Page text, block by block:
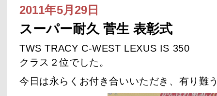
2011年5月29日
スーパー耐久 菅生 表彰式
TWS TRACY C-WEST LEXUS IS 350
クラス２位でした。
今日は永らくお付き合いいただき、有り難